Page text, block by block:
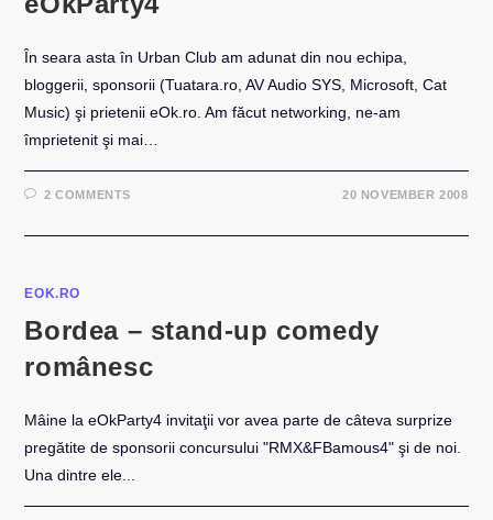
În seara asta în Urban Club am adunat din nou echipa,
bloggerii, sponsorii (Tuatara.ro, AV Audio SYS, Microsoft, Cat
Music) şi prietenii eOk.ro. Am făcut networking, ne-am
împrietenit şi mai…
2 COMMENTS 20 NOVEMBER 2008
EOK.RO
Bordea – stand-up comedy
românesc
Mâine la eOkParty4 invitaţii vor avea parte de câteva surprize
pregătite de sponsorii concursului "RMX&FBamous4" şi de noi.
Una dintre ele...